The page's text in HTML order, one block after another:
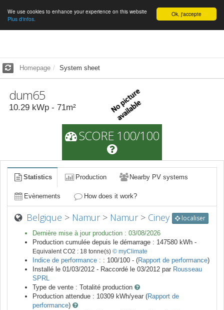
English Ok, j'accepte
We use cookies to enhance your experience on this website
Plus d'infos.
Homepage System sheet
dum65
10.29 kWp - 71m²
SCORE 100/100
Statistics Production Nearby PV systems
Evènements How does it work?
Belgique > Namur> Namur> Ciney localiser
Dernière mise à jour production : 03/08/2026
Production cumulée depuis le démarrage : 147580 kWh -
Equivalent CO2 : 18 tonne(s) © myClimate
Indice de performance : : 100/100 - (Rapport de performance)
Installé le 01/03/2012 - Raccordé le 03/2012 par Rousseau
SPRL
Type de vente : Totalité production
Production attendue : 10309 kWh/year (Rapport de
performance)